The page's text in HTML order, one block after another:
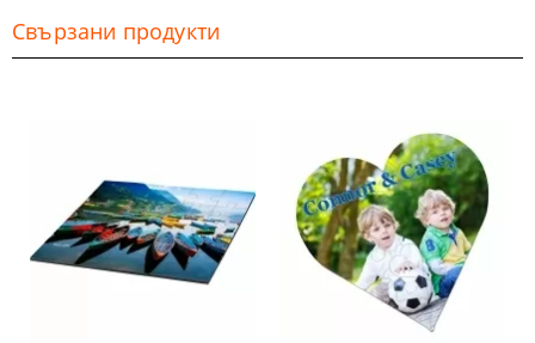
Свързани продукти